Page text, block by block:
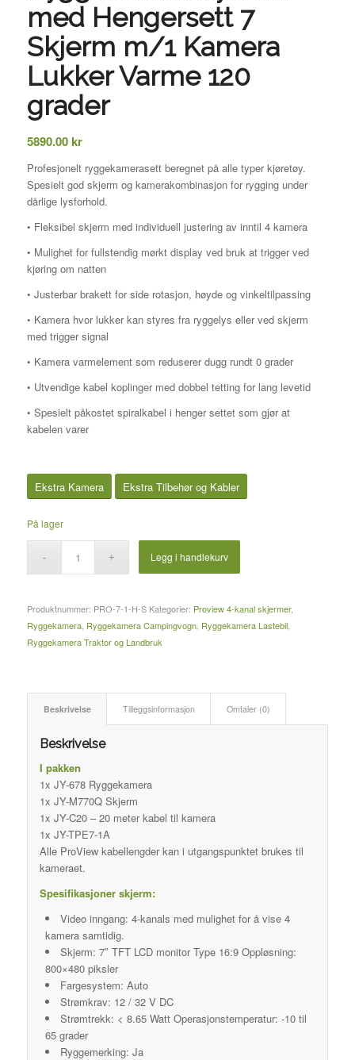
med Hengersett 7
Skjerm m/1 Kamera
Lukker Varme 120
grader
5890.00kr
Profesjonelt ryggekamerasett beregnet på alle typer kjøretøy.
Spesielt god skjerm og kamerakombinasjon for rygging under
dårlige lysforhold.
• Fleksibel skjerm med individuell justering av inntil 4 kamera
• Mulighet for fullstendig mørkt display ved bruk at trigger ved
kjøring om natten
• Justerbar brakett for side rotasjon, høyde og vinkeltilpassing
• Kamera hvor lukker kan styres fra ryggelys eller ved skjerm
med trigger signal
• Kamera varmelement som reduserer dugg rundt 0 grader
• Utvendige kabel koplinger med dobbel tetting for lang levetid
• Spesielt påkostet spiralkabel i henger settet som gjør at
kabelen varer
Ekstra Kamera Ekstra Tilbehør og Kabler
På lager
Legg i handlekurv
Produktnummer: PRO-7-1-H-S Kategorier: Proview 4-kanal skjermer,
Ryggekamera, Ryggekamera Campingvogn, Ryggekamera Lastebil,
Ryggekamera Traktor og Landbruk
Beskrivelse Tilleggsinformasjon Omtaler (0)
Beskrivelse
I pakken
1x JY-678 Ryggekamera
1x JY-M770Q Skjerm
1x JY-C20 – 20 meter kabel til kamera
1x JY-TPE7-1A
Alle ProView kabellengder kan i utgangspunktet brukes til
kameraet.
Spesifikasjoner skjerm:
Video inngang: 4-kanals med mulighet for å vise 4
kamera samtidig.
Skjerm: 7″ TFT LCD monitor Type 16:9 Oppløsning:
800×480 piksler
Fargesystem: Auto
Strømkrav: 12 / 32 V DC
Strømtrekk: < 8.65 Watt Operasjonstemperatur: -10 til
65 grader
Ryggemerking: Ja